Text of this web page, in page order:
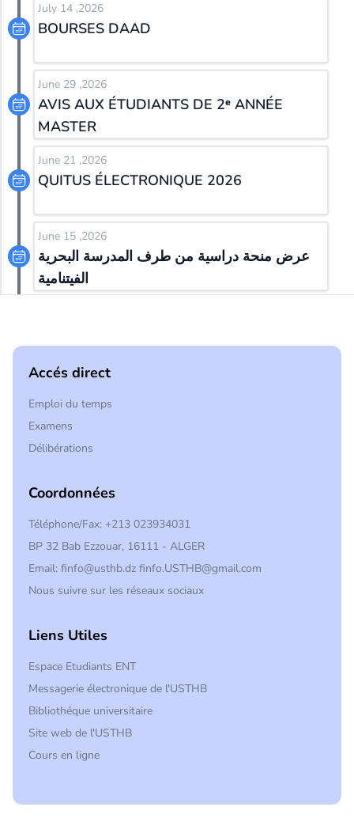
July 14 ,2026
BOURSES DAAD
June 29 ,2026
AVIS AUX ÉTUDIANTS DE 2ᵉ ANNÉE
MASTER
June 21 ,2026
QUITUS ÉLECTRONIQUE 2026
June 15 ,2026
عرض منحة دراسية من طرف المدرسة البحرية
الفيتنامية
Accés direct
Emploi du temps
Examens
Délibérations
Coordonnées
Téléphone/Fax: +213 023934031
BP 32 Bab Ezzouar, 16111 - ALGER
Email: finfo@usthb.dz finfo.USTHB@gmail.com
Nous suivre sur les réseaux sociaux
Liens Utiles
Espace Etudiants ENT
Messagerie électronique de l'USTHB
Bibliothéque universitaire
Site web de l'USTHB
Cours en ligne